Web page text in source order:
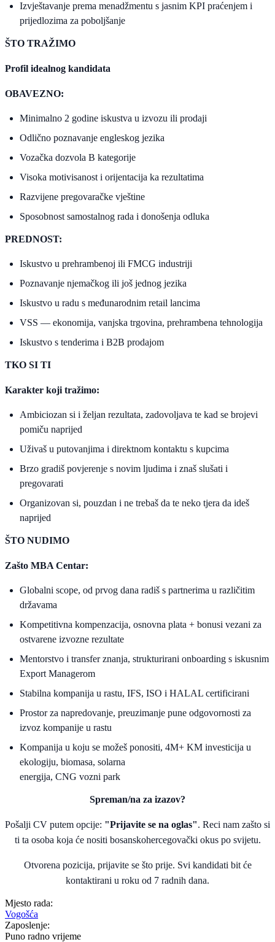
Izvještavanje prema menadžmentu s jasnim KPI praćenjem i
prijedlozima za poboljšanje
ŠTO TRAŽIMO
Profil idealnog kandidata
OBAVEZNO:
Minimalno 2 godine iskustva u izvozu ili prodaji
Odlično poznavanje engleskog jezika
Vozačka dozvola B kategorije
Visoka motivisanost i orijentacija ka rezultatima
Razvijene pregovaračke vještine
Sposobnost samostalnog rada i donošenja odluka
PREDNOST:
Iskustvo u prehrambenoj ili FMCG industriji
Poznavanje njemačkog ili još jednog jezika
Iskustvo u radu s međunarodnim retail lancima
VSS — ekonomija, vanjska trgovina, prehrambena tehnologija
Iskustvo s tenderima i B2B prodajom
TKO SI TI
Karakter koji tražimo:
Ambiciozan si i željan rezultata, zadovoljava te kad se brojevi
pomiču naprijed
Uživaš u putovanjima i direktnom kontaktu s kupcima
Brzo gradiš povjerenje s novim ljudima i znaš slušati i
pregovarati
Organizovan si, pouzdan i ne trebaš da te neko tjera da ideš
naprijed
ŠTO NUDIMO
Zašto MBA Centar:
Globalni scope, od prvog dana radiš s partnerima u različitim
državama
Kompetitivna kompenzacija, osnovna plata + bonusi vezani za
ostvarene izvozne rezultate
Mentorstvo i transfer znanja, strukturirani onboarding s iskusnim
Export Managerom
Stabilna kompanija u rastu, IFS, ISO i HALAL certificirani
Prostor za napredovanje, preuzimanje pune odgovornosti za
izvoz kompanije u rastu
Kompanija u koju se možeš ponositi, 4M+ KM investicija u
ekologiju, biomasa, solarna
energija, CNG vozni park
Spreman/na za izazov?
Pošalji CV putem opcije: "Prijavite se na oglas". Reci nam zašto si
ti ta osoba koja će nositi bosanskohercegovački okus po svijetu.
Otvorena pozicija, prijavite se što prije. Svi kandidati bit će
kontaktirani u roku od 7 radnih dana.
Mjesto rada:
Vogošća
Zaposlenje:
Puno radno vrijeme